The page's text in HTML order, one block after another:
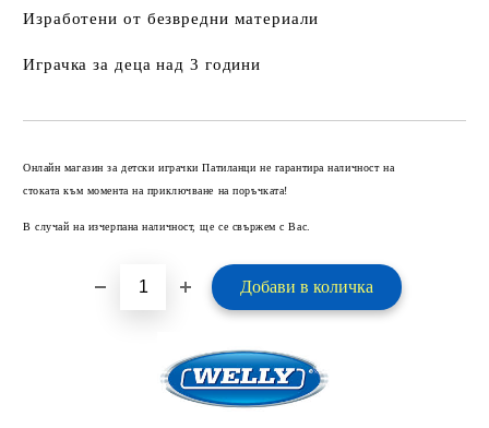
Изработени от безвредни материали
Играчка за деца над 3 години
Онлайн магазин за детски играчки Патиланци не гарантира наличност на
стоката към момента на приключване на поръчката!
В случай на изчерпана наличност, ще се свържем с Вас.